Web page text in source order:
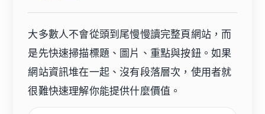
大多數人不會從頭到尾慢慢讀完整頁網站，而
是先快速掃描標題、圖片、重點與按鈕。如果
網站資訊堆在一起、沒有段落層次，使用者就
很難快速理解你能提供什麼價值。